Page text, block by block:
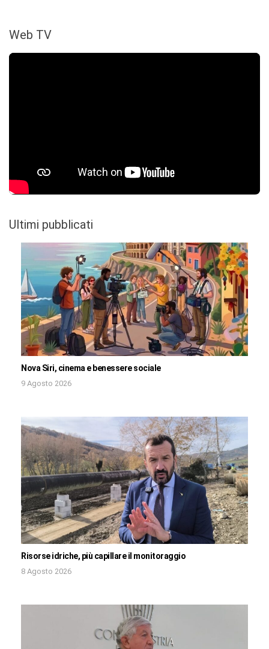
Web TV
Ultimi pubblicati
Nova Siri, cinema e benessere sociale
9 Agosto 2026
Risorse idriche, più capillare il monitoraggio
8 Agosto 2026